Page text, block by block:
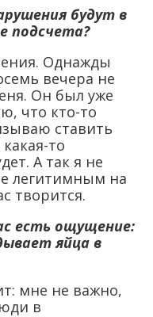
будут в
подсчета?
Однажды
вечера не
Он был уже
что кто-то
ставить
то
А так я не
легитимным на
творится.
есть ощущение:
яйца в
мне не важно,
в